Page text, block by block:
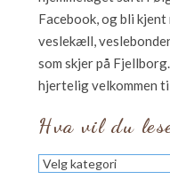
Facebook, og bli kjent
veslekæll,
som skjer på
hjertelig velkommen
Hva vil du
Hva
vil